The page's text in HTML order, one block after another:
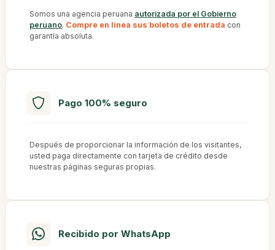
Somos una agencia peruana autorizada por el Gobierno
peruano. Compre en línea sus boletos de entrada con
garantía absoluta.
Pago 100% seguro
Después de proporcionar la información de los visitantes,
usted paga directamente con tarjeta de crédito desde
nuestras páginas seguras propias.
Recibido por WhatsApp